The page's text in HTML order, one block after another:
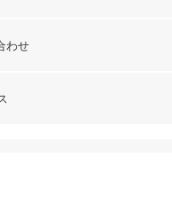
わせ